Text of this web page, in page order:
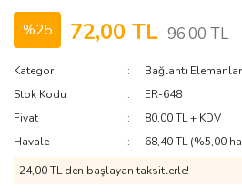
%25 72,00 TL 96,00 TL
Kategori
Bağlantı
Stok Kodu
ER-648
Fiyat
80,00 TL + KDV
Havale
68,40 TL (%5,00
24,00 TL den başlayan taksitlerle!